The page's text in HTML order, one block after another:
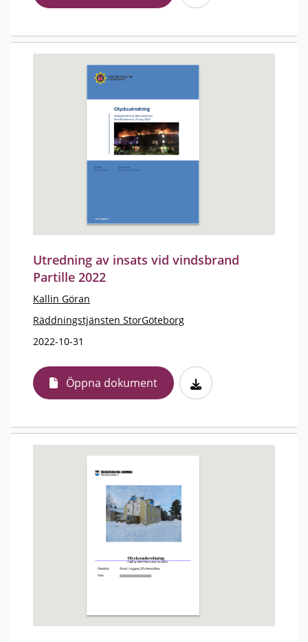
Utredning av insats vid vindsbrand
Partille 2022
Kallin Göran
Räddningstjänsten StorGöteborg
2022-10-31
Öppna dokument